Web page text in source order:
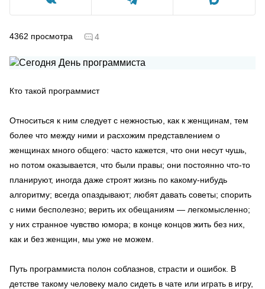
4362 просмотра 4
Кто такой программист
Относиться к ним следует с нежностью, как к женщинам, тем
более что между ними и расхожим представлением о
женщинах много общего: часто кажется, что они несут чушь,
но потом оказывается, что были правы; они постоянно что-то
планируют, иногда даже строят жизнь по какому-нибудь
алгоритму; всегда опаздывают; любят давать советы; спорить
с ними бесполезно; верить их обещаниям — легкомысленно;
у них странное чувство юмора; в конце концов жить без них,
как и без женщин, мы уже не можем.
Путь программиста полон соблазнов, страсти и ошибок. В
детстве такому человеку мало сидеть в чате или играть в игру,